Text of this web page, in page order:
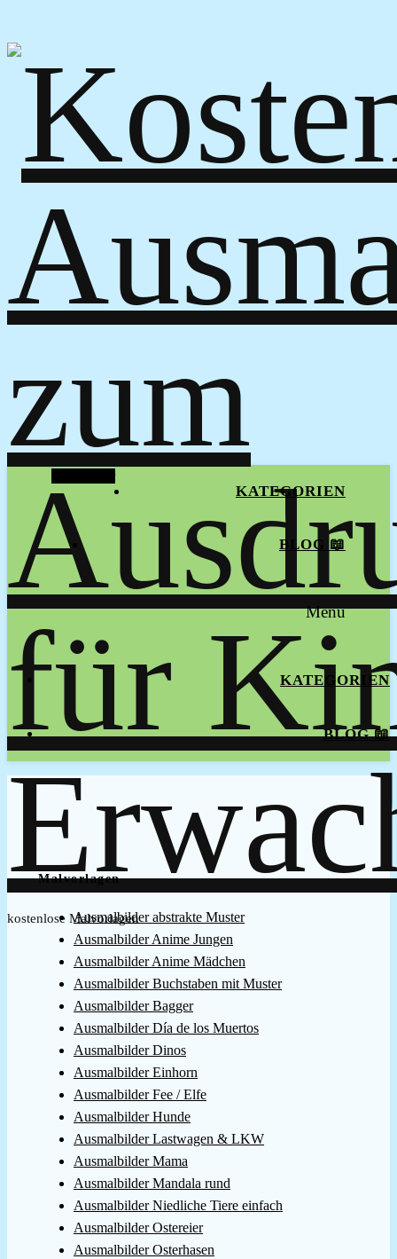
kostenlose Malvorlagen
KATEGORIEN
BLOG 📖
Menu
KATEGORIEN
BLOG 📖
Malvorlagen
Ausmalbilder abstrakte Muster
Ausmalbilder Anime Jungen
Ausmalbilder Anime Mädchen
Ausmalbilder Buchstaben mit Muster
Ausmalbilder Bagger
Ausmalbilder Día de los Muertos
Ausmalbilder Dinos
Ausmalbilder Einhorn
Ausmalbilder Fee / Elfe
Ausmalbilder Hunde
Ausmalbilder Lastwagen & LKW
Ausmalbilder Mama
Ausmalbilder Mandala rund
Ausmalbilder Niedliche Tiere einfach
Ausmalbilder Ostereier
Ausmalbilder Osterhasen